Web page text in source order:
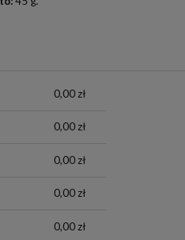
0,00 zł
0,00 zł
0,00 zł
0,00 zł
0,00 zł